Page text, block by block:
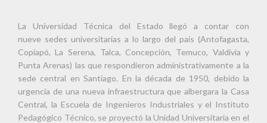
La Universidad Técnica del Estado llegó a contar con
nueve sedes universitarias a lo largo del país (Antofagasta,
Copiapó, La Serena, Talca, Concepción, Temuco, Valdivia y
Punta Arenas) las que respondieron administrativamente a la
sede central en Santiago. En la década de 1950, debido la
urgencia de una nueva infraestructura que albergara la Casa
Central, la Escuela de Ingenieros Industriales y el Instituto
Pedagógico Técnico, se proyectó la Unidad Universitaria en el